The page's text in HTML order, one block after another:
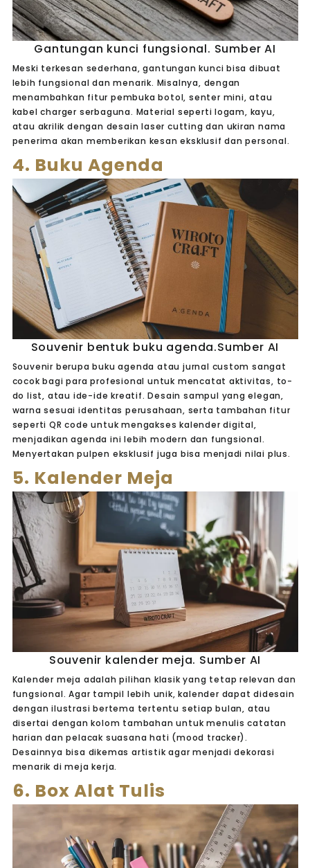
Gantungan kunci fungsional. Sumber AI
Meski terkesan sederhana, gantungan kunci bisa dibuat
lebih fungsional dan menarik. Misalnya, dengan
menambahkan fitur pembuka botol, senter mini, atau
kabel charger serbaguna. Material seperti logam, kayu,
atau akrilik dengan desain laser cutting dan ukiran nama
penerima akan memberikan kesan eksklusif dan personal.
4. Buku Agenda
Souvenir bentuk buku agenda.Sumber AI
Souvenir berupa buku agenda atau jurnal custom sangat
cocok bagi para profesional untuk mencatat aktivitas, to-
do list, atau ide-ide kreatif. Desain sampul yang elegan,
warna sesuai identitas perusahaan, serta tambahan fitur
seperti QR code untuk mengakses kalender digital,
menjadikan agenda ini lebih modern dan fungsional.
Menyertakan pulpen eksklusif juga bisa menjadi nilai plus.
5. Kalender Meja
Souvenir kalender meja. Sumber AI
Kalender meja adalah pilihan klasik yang tetap relevan dan
fungsional. Agar tampil lebih unik, kalender dapat didesain
dengan ilustrasi bertema tertentu setiap bulan, atau
disertai dengan kolom tambahan untuk menulis catatan
harian dan pelacak suasana hati (mood tracker).
Desainnya bisa dikemas artistik agar menjadi dekorasi
menarik di meja kerja.
6. Box Alat Tulis